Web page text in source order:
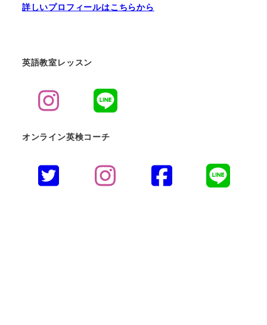
詳しいプロフィールはこちらから
英語教室レッスン
オンライン英検コーチ